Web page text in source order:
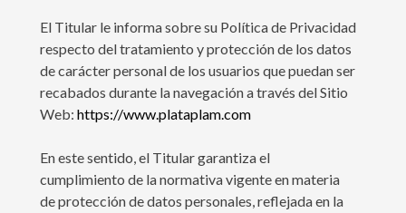
El Titular le informa sobre su Política de Privacidad
respecto del tratamiento y protección de los datos
de carácter personal de los usuarios que puedan ser
recabados durante la navegación a través del Sitio
Web: https://www.plataplam.com
En este sentido, el Titular garantiza el
cumplimiento de la normativa vigente en materia
de protección de datos personales, reflejada en la